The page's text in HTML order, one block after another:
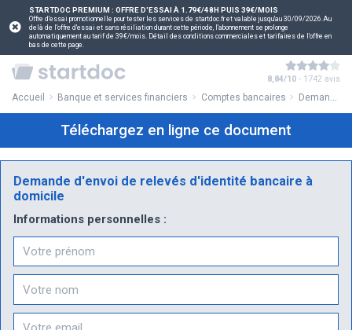
STARTDOC PREMIUM : OFFRE D'ESSAI À 1.79€/48H PUIS 39€/MOIS
Offre d'essai promotionnelle pour tester les services de startdoc.fr et valable jusqu'au 30/09/2026.Au
delà de l'offre d'essai et sans résiliation durant cette période, l'abonnement se prolonge
automatiquement au tarif de 39€/mois. Détail des conditions commerciales et tarifaires de l'offre en
bas de cette page.
8,84/10 - 1742 avis
Accueil Banque et services financiers Comptes bancaires Demande d'envoi de relevés d'identité bancaire à domicile
Téléchargez en ligne ce document
Demande d'envoi de relevés d'identité bancaire à
domicile
Informations personnelles :